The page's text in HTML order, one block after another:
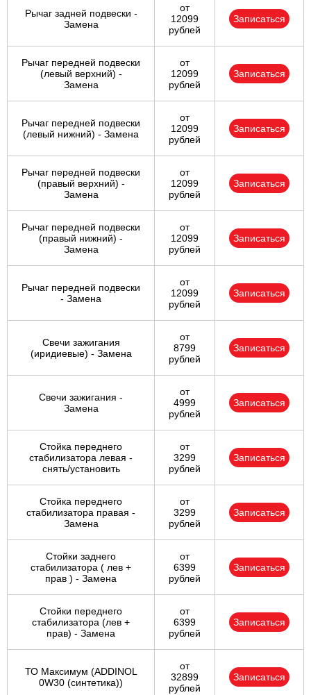
Рычаг задней подвески -
Замена
от
12099
рублей
Записаться
Рычаг передней подвески
(левый верхний) -
Замена
от
12099
рублей
Записаться
Рычаг передней подвески
(левый нижний) - Замена
от
12099
рублей
Записаться
Рычаг передней подвески
(правый верхний) -
Замена
от
12099
рублей
Записаться
Рычаг передней подвески
(правый нижний) -
Замена
от
12099
рублей
Записаться
Рычаг передней подвески
- Замена
от
12099
рублей
Записаться
Свечи зажигания
(иридиевые) - Замена
от
8799
рублей
Записаться
Свечи зажигания -
Замена
от
4999
рублей
Записаться
Стойка переднего
стабилизатора левая -
снять/установить
от
3299
рублей
Записаться
Стойка переднего
стабилизатора правая -
Замена
от
3299
рублей
Записаться
Стойки заднего
стабилизатора ( лев +
прав ) - Замена
от
6399
рублей
Записаться
Стойки переднего
стабилизатора (лев +
прав) - Замена
от
6399
рублей
Записаться
ТО Максимум (ADDINOL
0W30 (синтетика))
от
32899
рублей
Записаться